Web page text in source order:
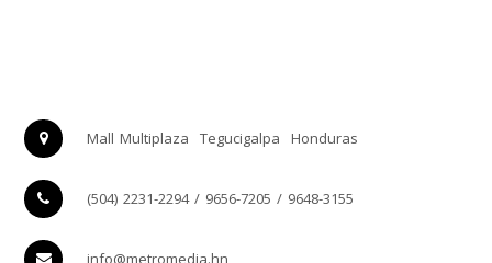
Mall Multiplaza Tegucigalpa Honduras
(504) 2231-2294 / 9656-7205 / 9648-3155
info@metromedia.hn